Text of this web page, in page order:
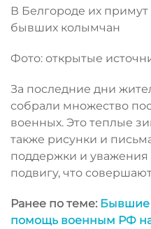
В Белгороде их
бывших колымчан
Фото: открытые
За последние дни
собрали множество
военных. Это теплые
также рисунки и
поддержки и уважения
подвигу, что
Ранее по теме: Бывшие
помощь военным РФ